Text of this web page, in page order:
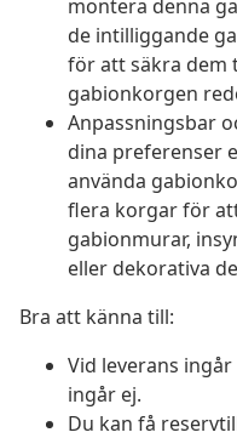
montera denna
de intilliggande
för att säkra dem
gabionkorgen
Anpassningsbar
dina preferenser
använda
flera korgar för
gabionmurar,
eller dekorativa
Bra att känna till:
Vid leverans
ingår ej.
Du kan få